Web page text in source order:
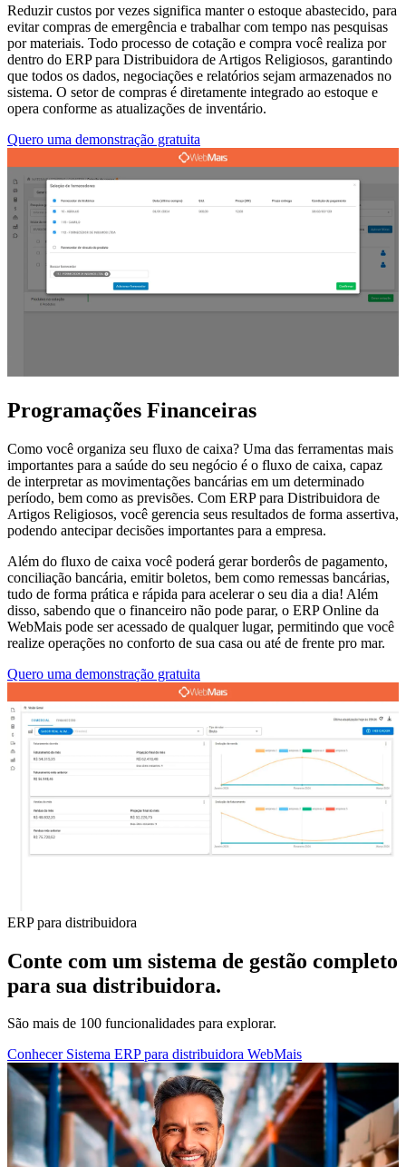
Reduzir custos por vezes significa manter o estoque abastecido, para
evitar compras de emergência e trabalhar com tempo nas pesquisas
por materiais. Todo processo de cotação e compra você realiza por
dentro do ERP para Distribuidora de Artigos Religiosos, garantindo
que todos os dados, negociações e relatórios sejam armazenados no
sistema. O setor de compras é diretamente integrado ao estoque e
opera conforme as atualizações de inventário.
Quero uma demonstração gratuita
Programações Financeiras
Como você organiza seu fluxo de caixa? Uma das ferramentas mais
importantes para a saúde do seu negócio é o fluxo de caixa, capaz
de interpretar as movimentações bancárias em um determinado
período, bem como as previsões. Com ERP para Distribuidora de
Artigos Religiosos, você gerencia seus resultados de forma assertiva,
podendo antecipar decisões importantes para a empresa.
Além do fluxo de caixa você poderá gerar borderôs de pagamento,
conciliação bancária, emitir boletos, bem como remessas bancárias,
tudo de forma prática e rápida para acelerar o seu dia a dia! Além
disso, sabendo que o financeiro não pode parar, o ERP Online da
WebMais pode ser acessado de qualquer lugar, permitindo que você
realize operações no conforto de sua casa ou até de frente pro mar.
Quero uma demonstração gratuita
ERP para distribuidora
Conte com um sistema de gestão completo
para sua distribuidora.
São mais de 100 funcionalidades para explorar.
Conhecer Sistema ERP para distribuidora WebMais